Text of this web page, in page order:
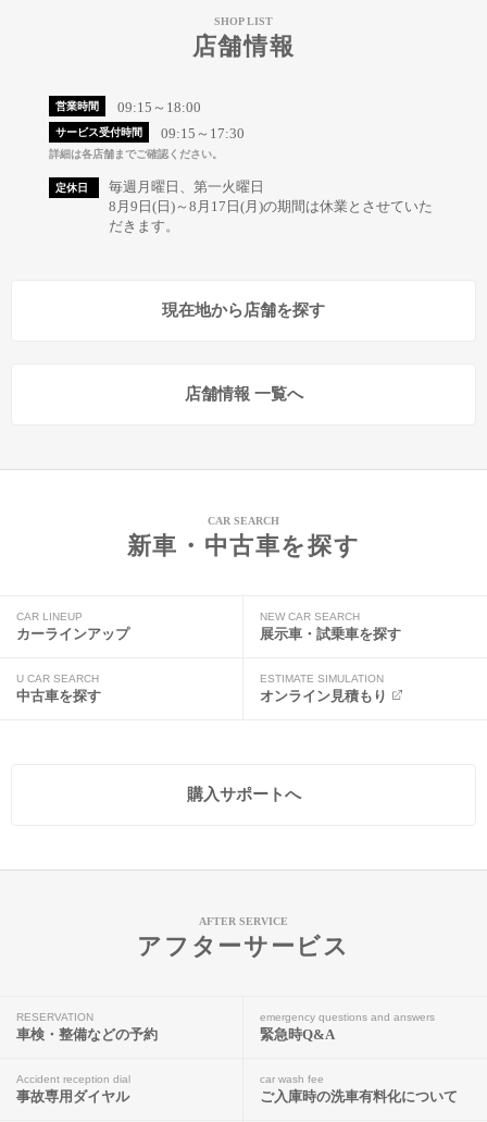
SHOP LIST
店舗情報
営業時間 09:15～18:00
サービス受付時間 09:15～17:30
詳細は各店舗までご確認ください。
定休日
毎週月曜日、第一火曜日
8月9日(日)～8月17日(月)の期間は休業とさせていた
だきます。
現在地から店舗を探す
店舗情報 一覧へ
CAR SEARCH
新車・中古車を探す
CAR LINEUP
カーラインアップ
NEW CAR SEARCH
展示車・試乗車を探す
U CAR SEARCH
中古車を探す
ESTIMATE SIMULATION
オンライン見積もり
購入サポートへ
AFTER SERVICE
アフターサービス
RESERVATION
車検・整備などの予約
emergency questions and answers
緊急時Q&A
Accident reception dial
事故専用ダイヤル
car wash fee
ご入庫時の洗車有料化について